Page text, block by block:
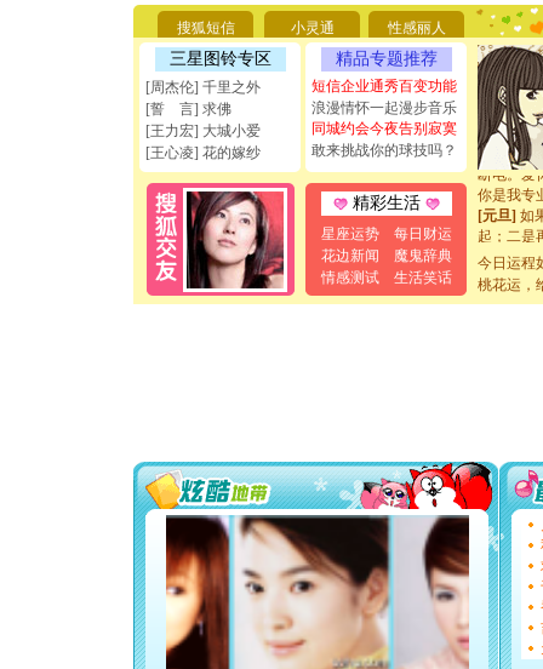
搜狐短信 小灵通 性感丽人
三星图铃专区
[周杰伦] 千里之外
[誓 言] 求佛
[王力宏] 大城小爱
[王心凌] 花的嫁纱
精品专题推荐
短信企业通秀百变功能
浪漫情怀一起漫步音乐
同城约会今夜告别寂寞
敢来挑战你的球技吗？
精彩生活
星座运势
每日财运
花边新闻
魔鬼辞典
情感测试
生活笑话
要平安
[圣诞节]
能正大光
天都要快
[圣诞节]
如意,快
[元旦]看
断电。爱
你是我专
[元旦]如
起；二是
离。水晶
[元旦]当
泣，这痛
卖了。水
你太多，
要平安
[圣诞节]
能正大
天都要快
[圣诞节]
如意,快
[元旦]
断电。
你是我
今日运程
桃花运，